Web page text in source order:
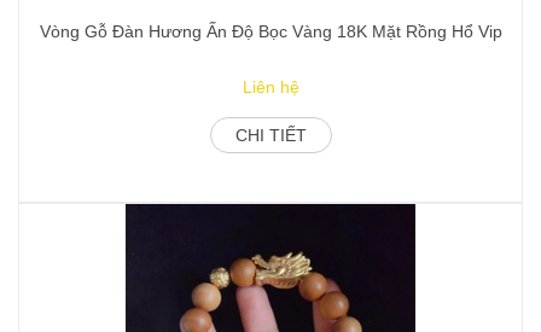
Vòng Gỗ Đàn Hương Ấn Độ Bọc Vàng 18K Mặt Rồng Hổ Vip
Liên hệ
CHI TIẾT